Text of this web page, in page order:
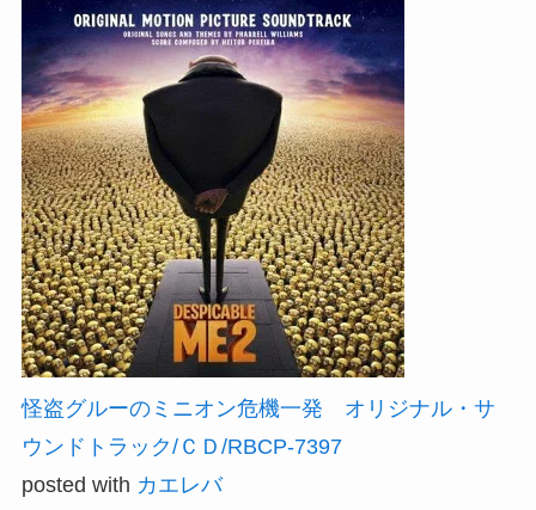
怪盗グルーのミニオン危機一発 オリジナル・サ
ウンドトラック/ＣＤ/RBCP-7397
posted with カエレバ